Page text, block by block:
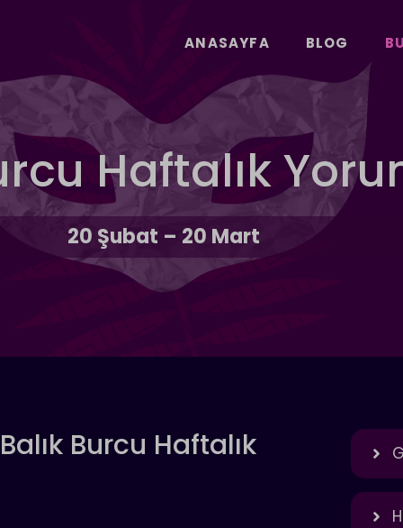
ANASAYFA BLOG
Haftalık
20 Şubat – 20 Mart
Burcu Haftalık